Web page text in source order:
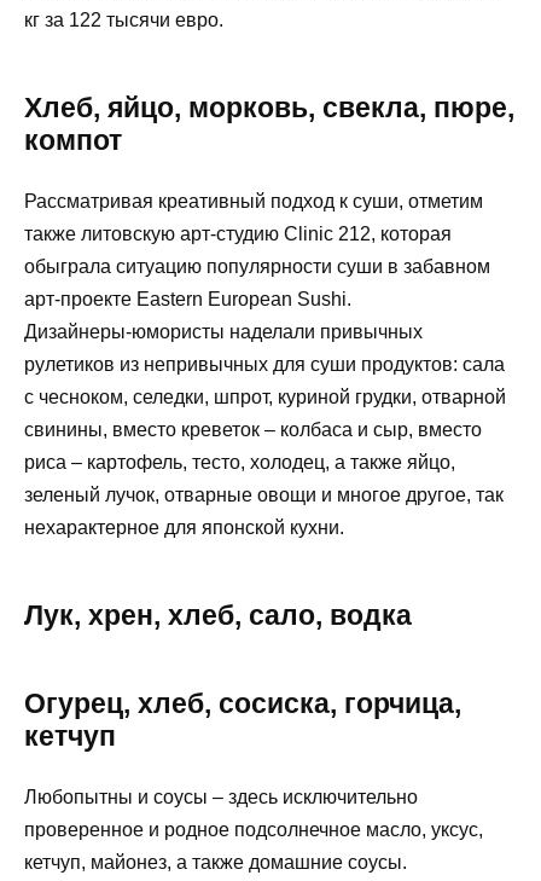
кг за 122 тысячи евро.
Хлеб, яйцо, морковь, свекла, пюре,
компот
Рассматривая креативный подход к суши, отметим
также литовскую арт-студию Clinic 212, которая
обыграла ситуацию популярности суши в забавном
арт-проекте Eastern European Sushi.
Дизайнеры-юмористы наделали привычных
рулетиков из непривычных для суши продуктов: сала
с чесноком, селедки, шпрот, куриной грудки, отварной
свинины, вместо креветок – колбаса и сыр, вместо
риса – картофель, тесто, холодец, а также яйцо,
зеленый лучок, отварные овощи и многое другое, так
нехарактерное для японской кухни.
Лук, хрен, хлеб, сало, водка
Огурец, хлеб, сосиска, горчица,
кетчуп
Любопытны и соусы – здесь исключительно
проверенное и родное подсолнечное масло, уксус,
кетчуп, майонез, а также домашние соусы.